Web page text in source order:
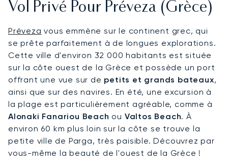
Vol Privé Pour Préveza (Grèce)
Préveza vous emmène sur le continent grec, qui
se prête parfaitement à de longues explorations.
Cette ville d'environ 32 000 habitants est située
sur la côte ouest de la Grèce et possède un port
offrant une vue sur de petits et grands bateaux,
ainsi que sur des navires. En été, une excursion à
la plage est particulièrement agréable, comme à
Alonaki Fanariou Beach ou Valtos Beach. À
environ 60 km plus loin sur la côte se trouve la
petite ville de Parga, très paisible. Découvrez par
vous-même la beauté de l'ouest de la Grèce !